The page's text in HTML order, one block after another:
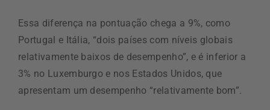
Essa diferença na pontuação chega a 9%, como
Portugal e Itália, “dois países com níveis globais
relativamente baixos de desempenho”, e é inferior a
3% no Luxemburgo e nos Estados Unidos, que
apresentam um desempenho “relativamente bom”.